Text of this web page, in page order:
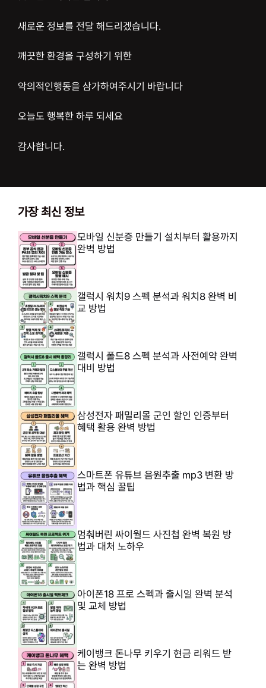
새로운 정보를 전달 해드리겠습니다.
깨끗한 환경을 구성하기 위한
악의적인행동을 삼가하여주시기 바랍니다
오늘도 행복한 하루 되세요
감사합니다.
가장 최신 정보
모바일 신분증 만들기 설치부터 활용까지
완벽 방법
갤럭시 워치9 스펙 분석과 워치8 완벽 비
교 방법
갤럭시 폴드8 스펙 분석과 사전예약 완벽
대비 방법
삼성전자 패밀리몰 군인 할인 인증부터
혜택 활용 완벽 방법
스마트폰 유튜브 음원추출 mp3 변환 방
법과 핵심 꿀팁
멈춰버린 싸이월드 사진첩 완벽 복원 방
법과 대처 노하우
아이폰18 프로 스펙과 출시일 완벽 분석
및 교체 방법
케이뱅크 돈나무 키우기 현금 리워드 받
는 완벽 방법